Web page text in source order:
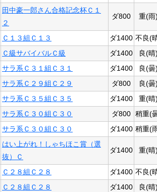
田中豪一郎さん合格記念杯Ｃ１
２
ダ800 重(雨
Ｃ１３組Ｃ１３ ダ1400 不良(
Ｃ級サバイバルＣ級 ダ1400
良(晴
サラ系Ｃ３１組Ｃ３１ ダ1400
良(曇
サラ系Ｃ２９組Ｃ２９ ダ800
良(曇
サラ系Ｃ３５組Ｃ３５ ダ1400
重(晴
サラ系Ｃ３０組Ｃ３０ ダ800 稍重(
サラ系Ｃ３０組Ｃ３０ ダ1400 稍重(
はい上がれ！しゃちほこ賞（選
抜）Ｃ
ダ1400 重(晴
Ｃ２８組Ｃ２８ ダ1400 不良(
Ｃ２８組Ｃ２８ ダ1400
良(晴